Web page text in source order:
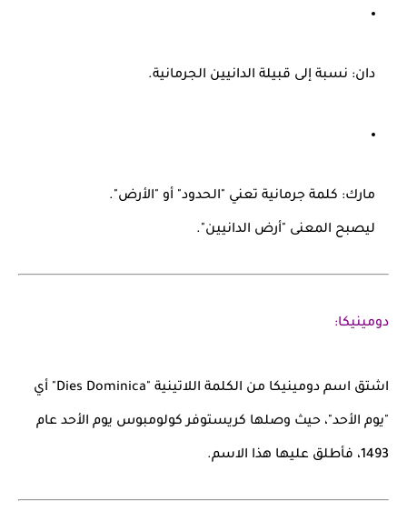
دان: نسبة إلى قبيلة الدانيين الجرمانية.
مارك: كلمة جرمانية تعني "الحدود" أو "الأرض".
ليصبح المعنى "أرض الدانيين".
دومينيكا:
اشتق اسم دومينيكا من الكلمة اللاتينية "Dies Dominica" أي
"يوم الأحد"، حيث وصلها كريستوفر كولومبوس يوم الأحد عام
1493، فأطلق عليها هذا الاسم.